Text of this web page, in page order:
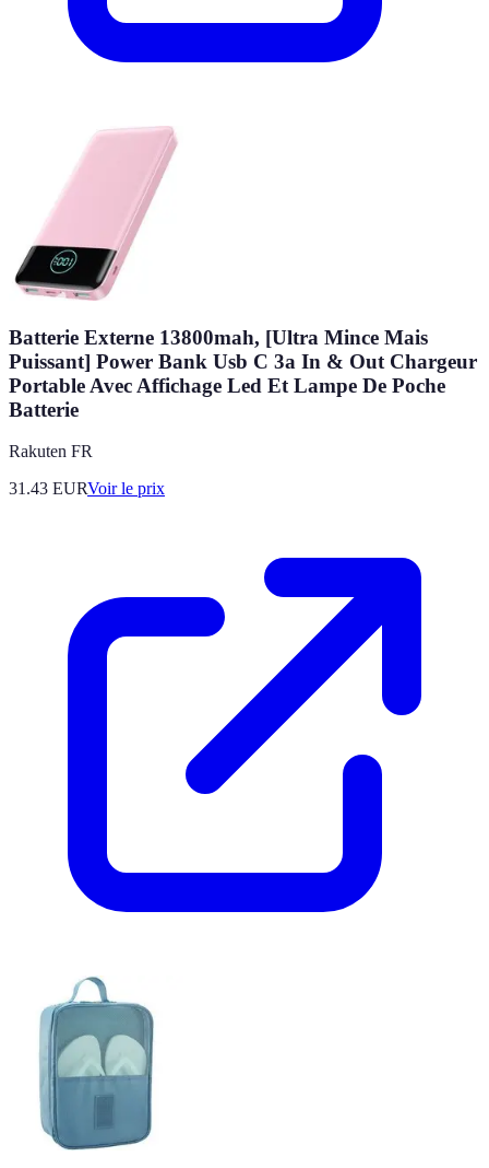
Batterie Externe 13800mah, [Ultra Mince Mais
Puissant] Power Bank Usb C 3a In & Out Chargeur
Portable Avec Affichage Led Et Lampe De Poche
Batterie
Rakuten FR
31.43 EURVoir le prix